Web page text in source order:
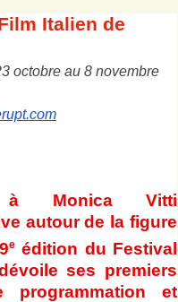
Italien de
3 octobre au 8 novembre
à Monica Vitti
autour de la figure
e édition du Festival
ses premiers
programmation et